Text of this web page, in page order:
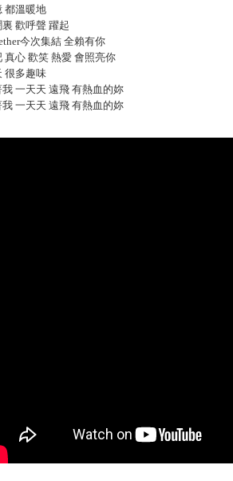
都溫暖地
歡呼聲 躍起
今次集結 全賴有你
真心 歡笑 熱愛 會照亮你
很多趣味
我 一天天 遠飛 有熱血的妳
我 一天天 遠飛 有熱血的妳